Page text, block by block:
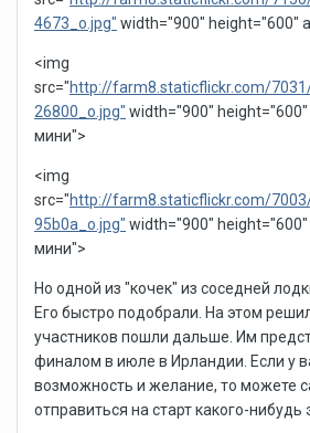
4673_o.jpg" width="900" height="600"
<img
src="http://farm8.staticflickr.com/
26800_o.jpg" width="900" height="600"
мини">
<img
src="http://farm8.staticflickr.com/
95b0a_o.jpg" width="900" height="600"
мини">
Но одной из "кочек" из соседней
Его быстро подобрали. На этом
участников пошли дальше. Им
финалом в июле в Ирландии. Если у
возможность и желание, то можете
отправиться на старт какого-нибудь